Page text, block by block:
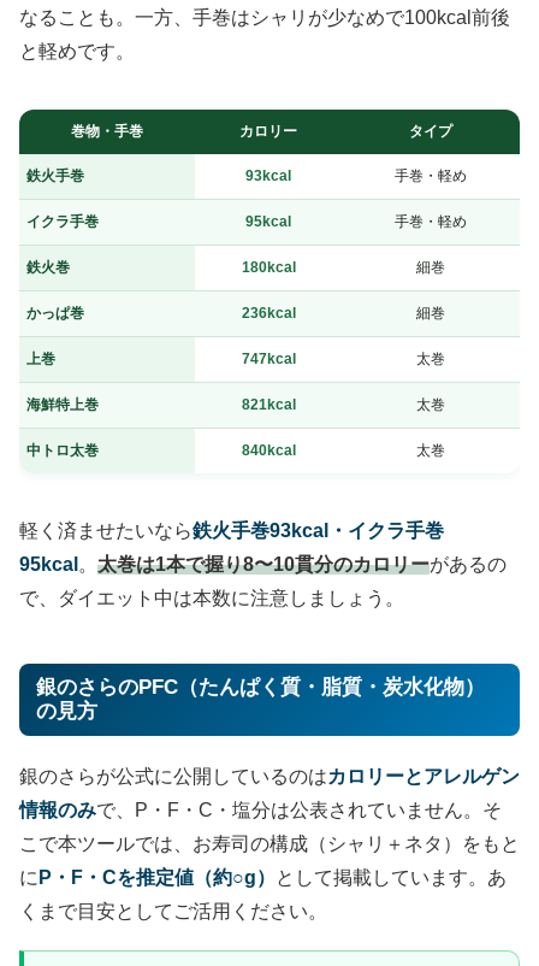
なることも。一方、手巻はシャリが少なめで100kcal前後
と軽めです。
巻物・手巻 カロリー タイプ
鉄火手巻 93kcal 手巻・軽め
イクラ手巻 95kcal 手巻・軽め
鉄火巻 180kcal 細巻
かっぱ巻 236kcal 細巻
上巻 747kcal 太巻
海鮮特上巻 821kcal 太巻
中トロ太巻 840kcal 太巻
軽く済ませたいなら鉄火手巻93kcal・イクラ手巻
95kcal 。 太巻は1本で握り8〜10貫分のカロリーがあるの
で、ダイエット中は本数に注意しましょう。
銀のさらのPFC（たんぱく質・脂質・炭水化物）
の見方
銀のさらが公式に公開しているのはカロリーとアレルゲン
情報のみで、P・F・C・塩分は公表されていません。そ
こで本ツールでは、お寿司の構成（シャリ＋ネタ）をもと
に P・F・Cを推定値（約○g）
として掲載しています。あ
くまで目安としてご活用ください。